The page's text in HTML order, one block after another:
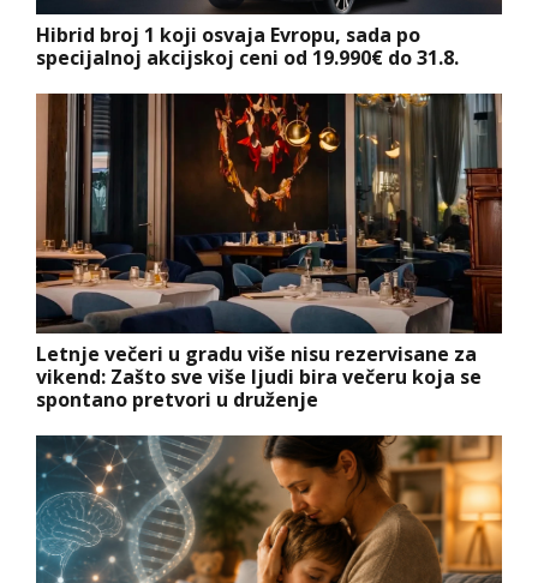
Hibrid broj 1 koji osvaja Evropu, sada po
specijalnoj akcijskoj ceni od 19.990€ do 31.8.
Letnje večeri u gradu više nisu rezervisane za
vikend: Zašto sve više ljudi bira večeru koja se
spontano pretvori u druženje